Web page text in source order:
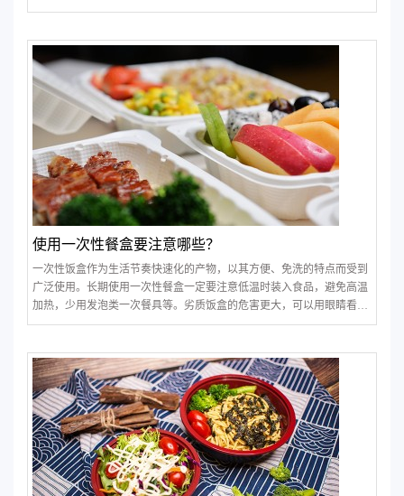
高、可塑性强、生产简便及相对成本较低等特点，因而成了制造一次性
使用一次性餐盒要注意哪些？
一次性饭盒作为生活节奏快速化的产物，以其方便、免洗的特点而受到
广泛使用。长期使用一次性餐盒一定要注意低温时装入食品，避免高温
加热，少用发泡类一次餐具等。劣质饭盒的危害更大，可以用眼睛看、
鼻子闻和触摸等方式来判断辨别餐盒的好坏。